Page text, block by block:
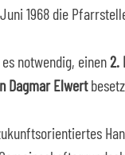
1968 die
notwendig, einen2.
Dagmar Elwert